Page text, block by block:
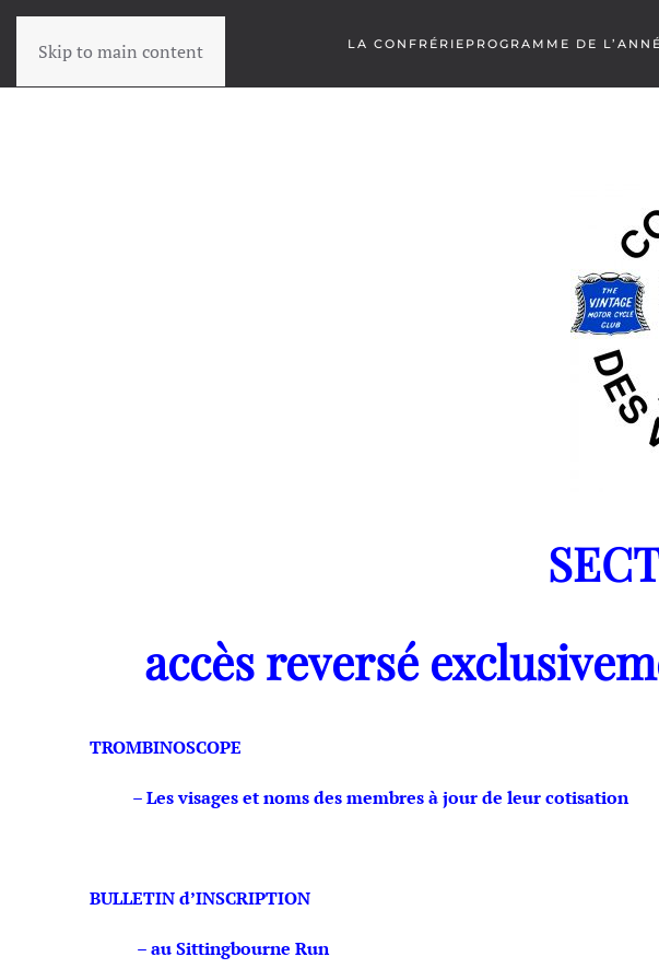
Skip to main content LA CONFRÉRIE PROGRAMME DE
accès reversé
TROMBINOSCOPE
– Les visages et noms des membres à jour de leur cotisation
BULLETIN d’INSCRIPTION
– au Sittingbourne Run